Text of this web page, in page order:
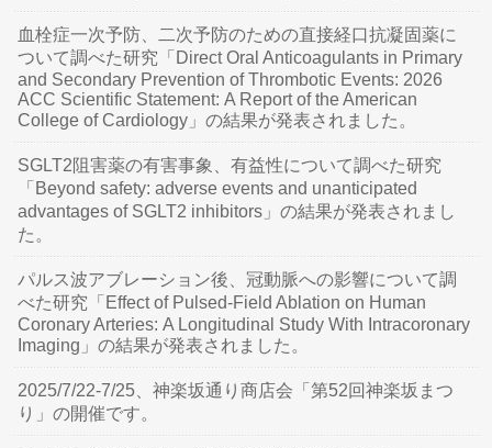
血栓症一次予防、二次予防のための直接経口抗凝固薬に
ついて調べた研究「Direct Oral Anticoagulants in Primary
and Secondary Prevention of Thrombotic Events: 2026
ACC Scientific Statement: A Report of the American
College of Cardiology」の結果が発表されました。
SGLT2阻害薬の有害事象、有益性について調べた研究
「Beyond safety: adverse events and unanticipated
advantages of SGLT2 inhibitors」の結果が発表されまし
た。
パルス波アブレーション後、冠動脈への影響について調
べた研究「Effect of Pulsed-Field Ablation on Human
Coronary Arteries: A Longitudinal Study With Intracoronary
Imaging」の結果が発表されました。
2025/7/22-7/25、神楽坂通り商店会「第52回神楽坂まつ
り」の開催です。